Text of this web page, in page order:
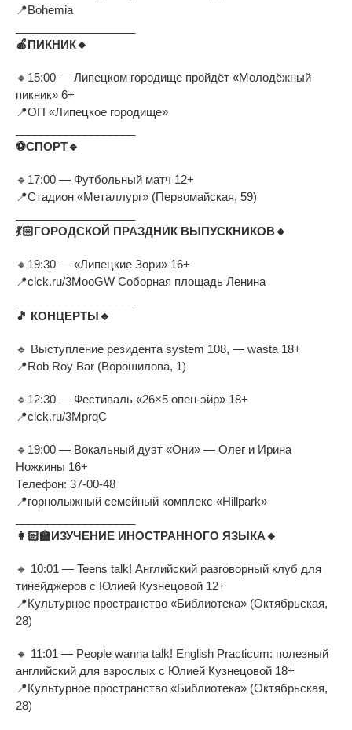
📍Bohemia
🍎ПИКНИК🔸
🔸 15:00 — Липецком городище пройдёт «Молодёжный
пикник» 6+
📍ОП «Липецкое городище»
⚽СПОРТ🔹
🔹 17:00 — Футбольный матч 12+
📍Стадион «Металлург» (Первомайская, 59)
💃ГОРОДСКОЙ ПРАЗДНИК ВЫПУСКНИКОВ🔸
🔸 19:30 — «Липецкие Зори» 16+
📍clck.ru/3MooGW Соборная площадь Ленина
🎵 КОНЦЕРТЫ🔹
🔹 Выступление резидента system 108, — wasta 18+
📍Rob Roy Bar (Ворошилова, 1)
🔹 12:30 — Фестиваль «26×5 опен-эйр» 18+
📍clck.ru/3MprqC
🔹 19:00 — Вокальный дуэт «Они» — Олег и Ирина
Ножкины 16+
Телефон: 37-00-48
📍горнолыжный семейный комплекс «Hillpark»
👩ИЗУЧЕНИЕ ИНОСТРАННОГО ЯЗЫКА🔸
🔸 10:01 — Teens talk! Английский разговорный клуб для
тинейджеров с Юлией Кузнецовой 12+
📍Культурное пространство «Библиотека» (Октябрьская,
28)
🔸 11:01 — People wanna talk! English Practicum: полезный
английский для взрослых с Юлией Кузнецовой 18+
📍Культурное пространство «Библиотека» (Октябрьская,
28)